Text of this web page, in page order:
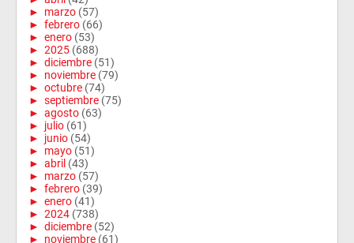
► marzo (57)
► febrero (66)
► enero (53)
► 2025 (688)
► diciembre (51)
► noviembre (79)
► octubre (74)
► septiembre (75)
► agosto (63)
► julio (61)
► junio (54)
► mayo (51)
► abril (43)
► marzo (57)
► febrero (39)
► enero (41)
► 2024 (738)
► diciembre (52)
► noviembre (61)